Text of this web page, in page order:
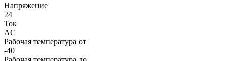
Напряжение
24
Ток
AC
Рабочая температура от
-40